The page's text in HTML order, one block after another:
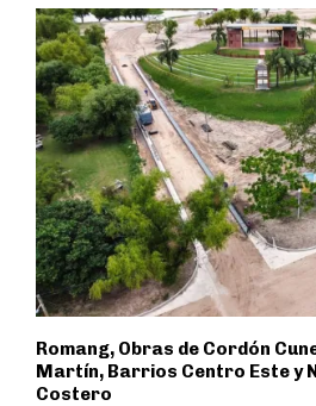
Romang, Obras de Cordón
Martín, Barrios Centro Este y
Costero